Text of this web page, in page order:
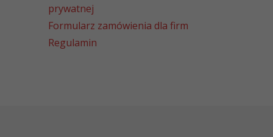
prywatnej
Formularz zamówienia dla firm
Regulamin